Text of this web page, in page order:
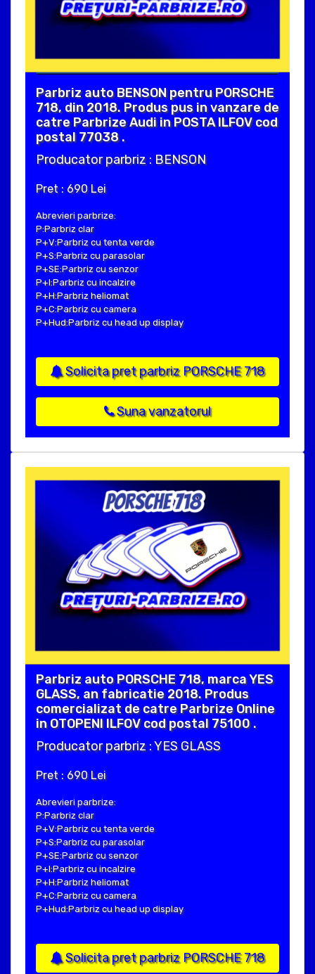
Parbriz auto BENSON pentru PORSCHE
718, din 2018. Produs pus in vanzare de
catre Parbrize Audi in POSTA ILFOV cod
postal 77038 .
Producator parbriz : BENSON
Pret : 690 Lei
Abrevieri parbrize:
P:Parbriz clar
P+V:Parbriz cu tenta verde
P+S:Parbriz cu parasolar
P+SE:Parbriz cu senzor
P+I:Parbriz cu incalzire
P+H:Parbriz heliomat
P+C:Parbriz cu camera
P+Hud:Parbriz cu head up display
Solicita pret parbriz PORSCHE 718
Suna vanzatorul
Parbriz auto PORSCHE 718, marca YES
GLASS, an fabricatie 2018. Produs
comercializat de catre Parbrize Online
in OTOPENI ILFOV cod postal 75100 .
Producator parbriz : YES GLASS
Pret : 690 Lei
Abrevieri parbrize:
P:Parbriz clar
P+V:Parbriz cu tenta verde
P+S:Parbriz cu parasolar
P+SE:Parbriz cu senzor
P+I:Parbriz cu incalzire
P+H:Parbriz heliomat
P+C:Parbriz cu camera
P+Hud:Parbriz cu head up display
Solicita pret parbriz PORSCHE 718